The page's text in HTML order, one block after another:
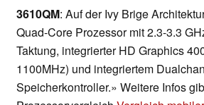
3610QM: Auf der Ivy Brige
Quad-Core Prozessor mit 2.3-3.3
Taktung, integrierter HD Graphics
1100MHz) und integriertem
Speicherkontroller.» Weitere Infos